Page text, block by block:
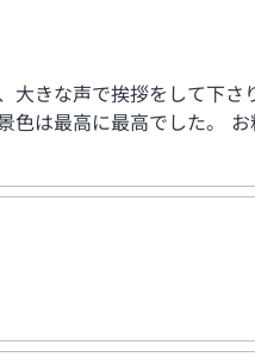
きな声で挨拶をして下
は最高に最高でした。